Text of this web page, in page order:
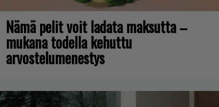
Nämä pelit voit ladata maksutta –
mukana todella kehuttu
arvostelumenestys